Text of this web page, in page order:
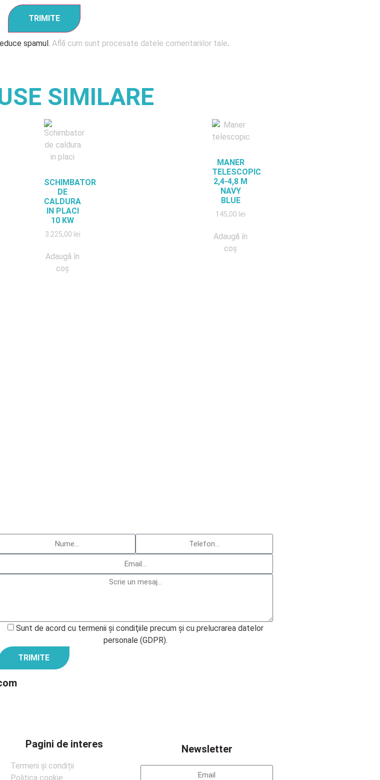
spamul. Află cum sunt procesate datele comentariilor tale.
SIMILARE
SCHIMBATOR
DE
CALDURA
IN PLACI
10 KW
3.225,00 lei
Adaugă în
coș
MANER
TELESCOPIC
2,4-4,8 M
NAVY
BLUE
145,00 lei
Adaugă în
coș
Sunt de acord cu termenii şi condiţiile precum şi cu prelucrarea datelor
personale (GDPR).
TRIMITE
Pagini de interes
Termeni și condiții
Politica cookie
Newsletter